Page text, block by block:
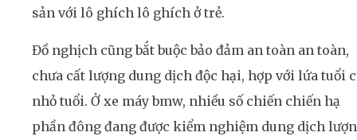
sản với lô ghích lô ghích ở trẻ.
Đồ nghịch cũng bắt buộc bảo đảm an toàn an toàn,
chưa cất lượng dung dịch độc hại, hợp với lứa tuổi
nhỏ tuổi. Ở xe máy bmw, nhiều số chiến chiến hạ
phần đông đang được kiểm nghiệm dung dịch